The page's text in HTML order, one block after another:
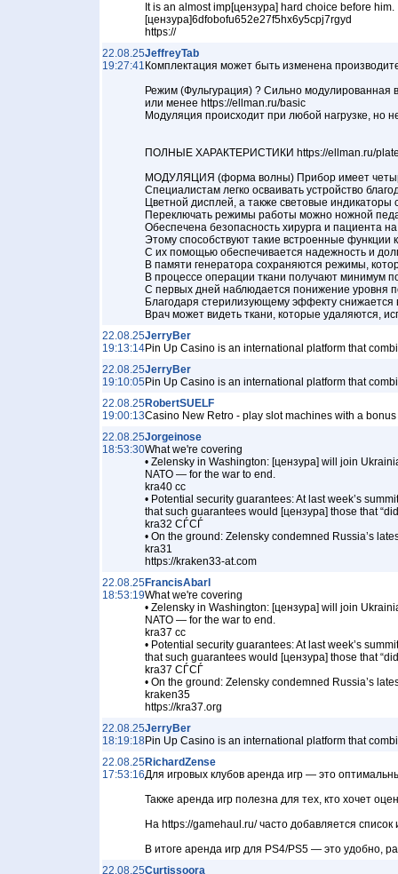
It is an almost imp[цензура] hard choice before him.
[цензура]6dfobofu652e27f5hx6y5cpj7rgyd
https://
22.08.25
19:27:41
JeffreyTab
Комплектация может быть изменена
Режим (Фульгурация) ? Сильно
или менее https://ellman.ru/basic
Модуляция происходит при любой нагрузке, но
ПОЛНЫЕ ХАРАКТЕРИСТИКИ https://ellman.ru/
МОДУЛЯЦИЯ (форма волны) Прибор имеет
Специалистам легко осваивать устройство
Цветной дисплей, а также световые
Переключать режимы работы можно ножной
Обеспечена безопасность хирурга и пациента
Этому способствуют такие встроенные функции
С их помощью обеспечивается надежность и
В памяти генератора сохраняются режимы,
В процессе операции ткани получают минимум
С первых дней наблюдается понижение уровня
Благодаря стерилизующему эффекту
Врач может видеть ткани, которые удаляются,
22.08.25
19:13:14
JerryBer
Pin Up Casino is an international platform that
22.08.25
19:10:05
JerryBer
Pin Up Casino is an international platform that
22.08.25
19:00:13
RobertSUELF
Casino New Retro - play slot machines with a
22.08.25
18:53:30
Jorgeinose
What we're covering
• Zelensky in Washington: [цензура] will join
NATO — for the war to end.
kra40 cc
• Potential security guarantees: At last week’s
that such guarantees would [цензура] those that
kra32 СЃСЃ
• On the ground: Zelensky condemned Russia’s
kra31
https://kraken33-at.com
22.08.25
18:53:19
FrancisAbarl
What we're covering
• Zelensky in Washington: [цензура] will join
NATO — for the war to end.
kra37 cc
• Potential security guarantees: At last week’s
that such guarantees would [цензура] those that
kra37 СЃСЃ
• On the ground: Zelensky condemned Russia’s
kraken35
https://kra37.org
22.08.25
18:19:18
JerryBer
Pin Up Casino is an international platform that
22.08.25
17:53:16
RichardZense
Для игровых клубов аренда игр — это
Также аренда игр полезна для тех, кто хочет
На https://gamehaul.ru/ часто добавляется
В итоге аренда игр для PS4/PS5 — это удобно,
22.08.25Curtissoora